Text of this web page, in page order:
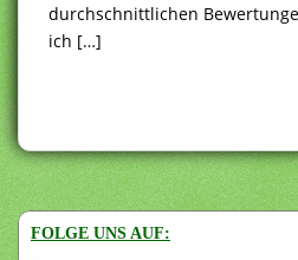
durchschnittlichen
ich […]
FOLGE UNS AUF: